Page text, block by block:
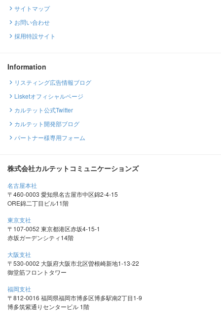
サイトマップ
お問い合わせ
採用特設サイト
Information
リスティング広告情報ブログ
Lisketオフィシャルページ
カルテット公式Twitter
カルテット開発部ブログ
パートナー様専用フォーム
株式会社カルテットコミュニケーションズ
名古屋本社
〒460-0003 愛知県名古屋市中区錦2-4-15
ORE錦二丁目ビル11階
東京支社
〒107-0052 東京都港区赤坂4-15-1
赤坂ガーデンシティ14階
大阪支社
〒530-0002 大阪府大阪市北区曽根崎新地1-13-22
御堂筋フロントタワー
福岡支社
〒812-0016 福岡県福岡市博多区博多駅南2丁目1-9
博多筑紫通りセンタービル 1階